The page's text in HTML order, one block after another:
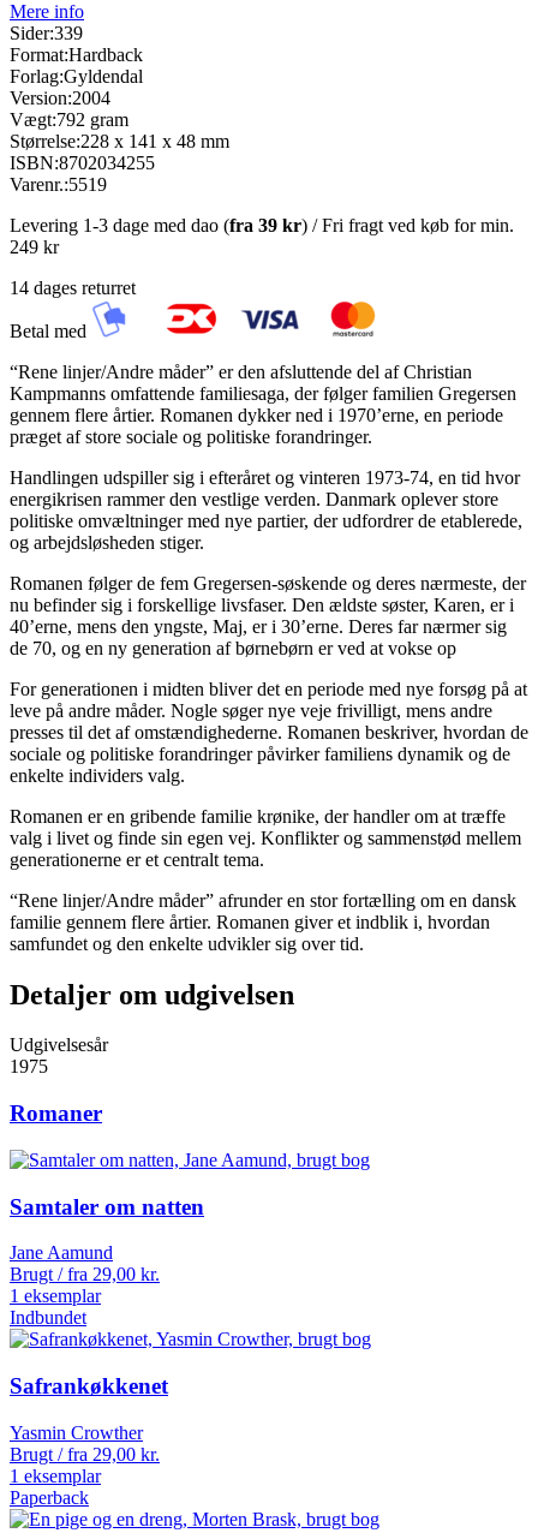
Mere info
Sider:339
Format:Hardback
Forlag:Gyldendal
Version:2004
Vægt:792 gram
Størrelse:228 x 141 x 48 mm
ISBN:8702034255
Varenr.:5519
Levering 1-3 dage med dao (fra 39 kr) / Fri fragt ved køb for min.
249 kr
14 dages returret
Betal med
“Rene linjer/Andre måder” er den afsluttende del af Christian
Kampmanns omfattende familiesaga, der følger familien Gregersen
gennem flere årtier. Romanen dykker ned i 1970’erne, en periode
præget af store sociale og politiske forandringer.
Handlingen udspiller sig i efteråret og vinteren 1973-74, en tid hvor
energikrisen rammer den vestlige verden. Danmark oplever store
politiske omvæltninger med nye partier, der udfordrer de etablerede,
og arbejdsløsheden stiger.
Romanen følger de fem Gregersen-søskende og deres nærmeste, der
nu befinder sig i forskellige livsfaser. Den ældste søster, Karen, er i
40’erne, mens den yngste, Maj, er i 30’erne. Deres far nærmer sig
de 70, og en ny generation af børnebørn er ved at vokse op
For generationen i midten bliver det en periode med nye forsøg på at
leve på andre måder. Nogle søger nye veje frivilligt, mens andre
presses til det af omstændighederne. Romanen beskriver, hvordan de
sociale og politiske forandringer påvirker familiens dynamik og de
enkelte individers valg.
Romanen er en gribende familie krønike, der handler om at træffe
valg i livet og finde sin egen vej. Konflikter og sammenstød mellem
generationerne er et centralt tema.
“Rene linjer/Andre måder” afrunder en stor fortælling om en dansk
familie gennem flere årtier. Romanen giver et indblik i, hvordan
samfundet og den enkelte udvikler sig over tid.
Detaljer om udgivelsen
Udgivelsesår
1975
Romaner
Samtaler om natten
Jane Aamund
Brugt / fra 29,00 kr.
1 eksemplar
Indbundet
Safrankøkkenet
Yasmin Crowther
Brugt / fra 29,00 kr.
1 eksemplar
Paperback